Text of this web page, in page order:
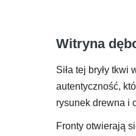
Witryna
Siła tej bryły tkwi
autentyczność,
rysunek drewna i
Fronty otwierają